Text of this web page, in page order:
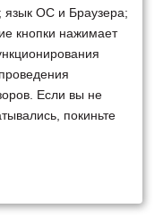
язык ОС и Браузера;
кнопки нажимает
Если вы не
покиньте